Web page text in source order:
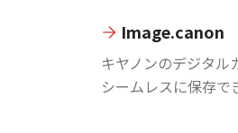
Image.canon
キヤノンのデジタル
シームレスに保存で